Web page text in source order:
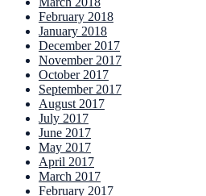
February 2018
January 2018
December 2017
November 2017
October 2017
September 2017
August 2017
July 2017
June 2017
May 2017
April 2017
March 2017
February 2017